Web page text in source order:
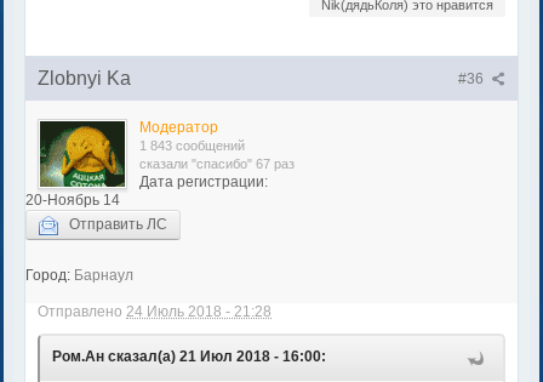
Nik(дядьКоля) это нравится
#36
Zlobnyi Ka
Модератор
1 843 сообщений
сказали "спасибо" 67 раз
Дата регистрации:
20-Ноябрь 14
Отправить ЛС
Город: Барнаул
Отправлено24 Июль 2018 - 21:28
Ром.Ан сказал(а) 21 Июл 2018 - 16:00: